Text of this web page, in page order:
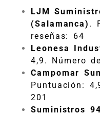
LJM
(Salamanca) .
reseñas: 64​
Leonesa
4,9. Número
Campomar
Puntuación:
201​
Suministros